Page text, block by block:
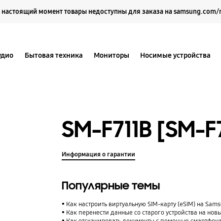
настоящий момент товары недоступны для заказа на samsung.com/
Бытовая техника Мониторы Носимые устройства
SM-F711B [SM-
Информация о гарантии
Популярные темы
Как настроить виртуальную SIM-карту (eSIM) на
Как перенести данные со старого устройства на